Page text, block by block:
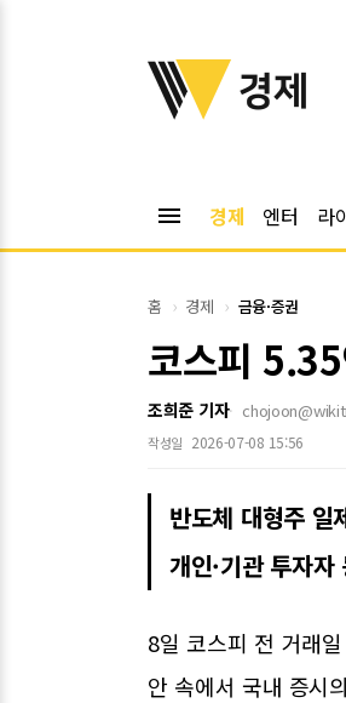
위키트리
경제
menu 경제 엔터 라
홈 경제 금융·증권
코스피
조희준 기자
작성일 2026-07-08 15:56
반도체 대형주
개인·기관 투자
8일 코스피 전 거래
안 속에서 국내 증시